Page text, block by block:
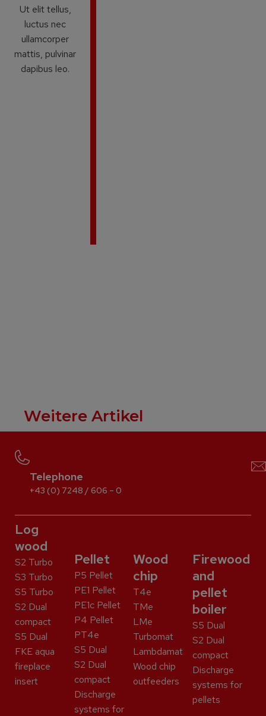
Ut elit tellus,
luctus nec
ullamcorper
mattis, pulvinar
dapibus leo.
Weitere Artikel
Telephone
+43 (0) 7248 / 606 – 0
Log
wood
S2 Turbo
S3 Turbo
S5 Turbo
S2 Dual
compact
S5 Dual
FKE aqua
fireplace
insert
Pellet
P5 Pellet
PE1 Pellet
PE1c Pellet
P4 Pellet
PT4e
S5 Dual
S2 Dual
compact
Discharge
systems for
Wood
chip
T4e
TMe
LMe
Turbomat
Lambdamat
Wood chip
outfeeders
Firewood
and
pellet
boiler
S5 Dual
S2 Dual
compact
Discharge
systems for
pellets